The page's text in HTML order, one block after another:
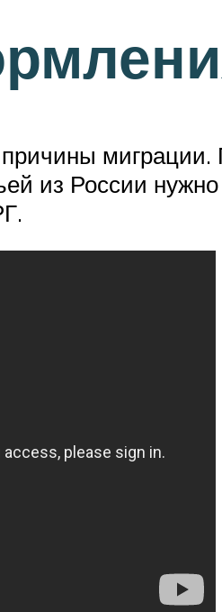
миграции.
из России